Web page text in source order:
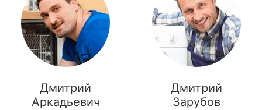
Дмитрий
Аркадьевич
Дмитрий
Зарубов